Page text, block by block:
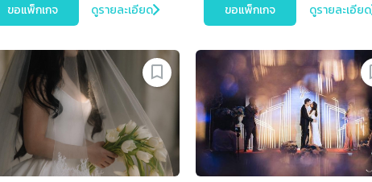
ขอแพ็กเกจ ดูรายละเอียด ขอแพ็กเกจ ดูรายละเอียด